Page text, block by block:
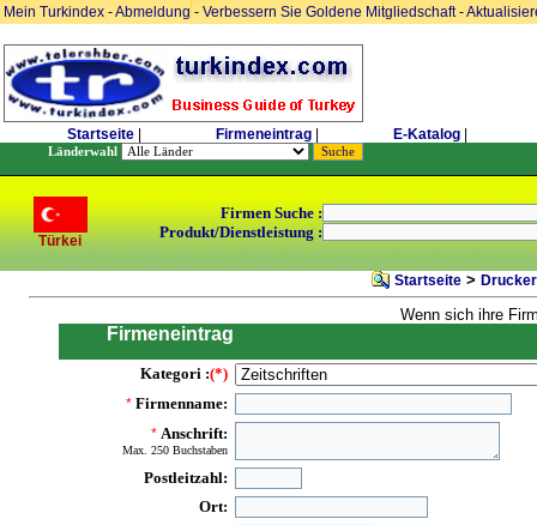
Mein Turkindex -Abmeldung- Verbessern Sie Goldene Mitgliedschaft-
Startseite Firmeneintrag E-Katalog
Länderwahl
Türkei
Firmen Suche :
Produkt/Dienstleistung :
Startseite >
Wenn sich ihre
Firmeneintrag
Kategori :(*)
* Firmenname:
* Anschrift:
Max. 250 Buchstaben
Postleitzahl:
Ort: